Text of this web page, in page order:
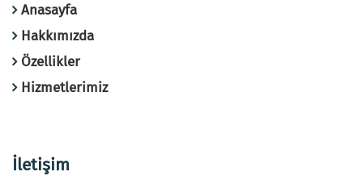
Anasayfa
Hakkımızda
Özellikler
Hizmetlerimiz
İletişim